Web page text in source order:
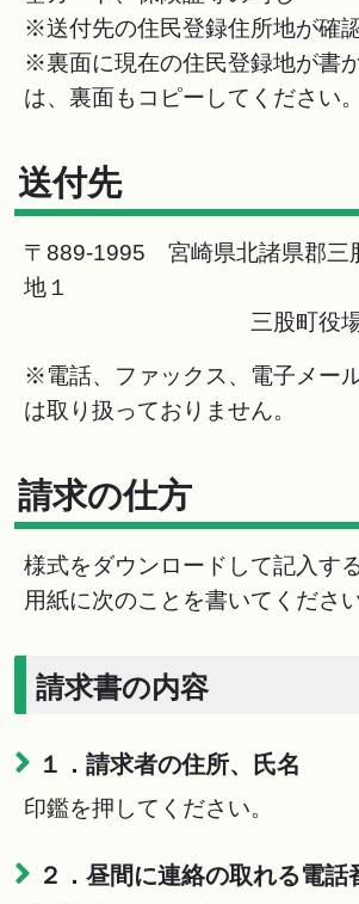
※送付先の住民登録住所地が確
※裏面に現在の住民登録地が書
は、裏面もコピーしてください。
送付先
〒889-1995 宮崎県北諸県郡三
地１
三股町役場 戸
※電話、ファックス、電子メー
は取り扱っておりません。
請求の仕方
様式をダウンロードして記入す
用紙に次のことを書いてください
請求書の内容
１．請求者の住所、氏名
印鑑を押してください。
２．昼間に連絡の取れる電話